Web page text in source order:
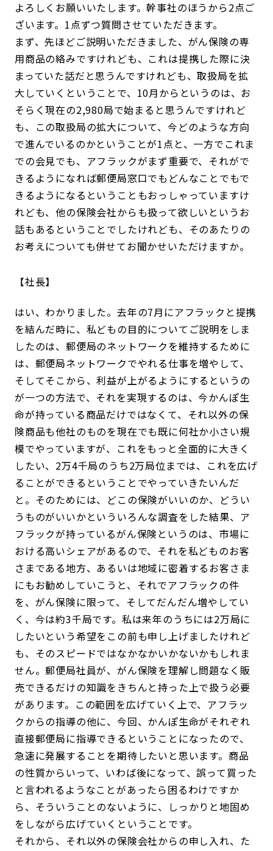
よろしくお願いいたします。幹事社のほうから2点ご
ざいます。1点ずつ質問させていただきます。
まず、先ほどご説明いただきました、がん保険の専
用商品の絡みですけれども、これは提携した際に決
まっていた話だと思うんですけれども、取扱局を拡
大していくということで、10月からというのは、お
そらく現在の2,980局で始まると思うんですけれど
も、この取扱局の拡大について、今どのような方向
で進んでいるのかということが1点と、一方でこれま
での会見でも、アフラックがまず重要で、それがで
きるようになれば郵便局窓口でもどんなことでもで
きるようになるということもおっしゃっていますけ
れども、他の保険会社からも扱って欲しいというお
話もあるということでしたけれども、そのあたりの
お考えについても併せてお聞かせいただけますか。
社長
はい、わかりました。去年の7月にアフラックと提携
を結んだ時に、私どもの目的についてご説明をしま
したのは、郵便局のネットワークを維持するために
は、郵便局ネットワークでやれる仕事を増やして、
そしてそこから、利益が上がるようにするというの
が一つの方法で、それを実現するのは、今かんぽ生
命が持っている商品だけではなくて、それ以外の保
険商品も他社のものを現在でも既に何社か小さい規
模でやっていますが、これをもっと全面的に大きく
したい、2万4千局のうち2万局位までは、これを広げ
ることができるということでやっていきたいんだ
と。そのためには、どこの保険がいいのか、どうい
うものがいいかといういろんな調査をした結果、ア
フラックが持っているがん保険というのは、市場に
おける高いシェアがあるので、それを私どものお客
さまである地方、あるいは地域に密着するお客さま
にもお勧めしていこうと、それでアフラックの件
を、がん保険に限って、そしてだんだん増やしてい
く、今は約3千局です。私は来年のうちには2万局に
したいという希望をこの前も申し上げましたけれど
も、そのスピードではなかなかいかないかもしれま
せん。郵便局社員が、がん保険を理解し問題なく販
売できるだけの知識をきちんと持った上で扱う必要
があります。この範囲を広げていく上で、アフラッ
クからの指導の他に、今回、かんぽ生命がそれぞれ
直接郵便局に指導できるということになったので、
急速に発展することを期待したいと思います。商品
の性質からいって、いわば後になって、誤って買った
と言われるようなことがあったら困るわけですか
ら、そういうことのないように、しっかりと地固め
をしながら広げていくということです。
それから、それ以外の保険会社からの申し入れ、た